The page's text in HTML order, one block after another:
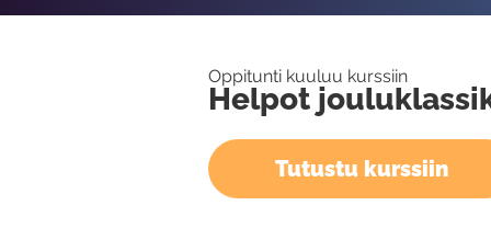
Oppitunti kuuluu kurssiin
Helpot
Tutustu kurssiin